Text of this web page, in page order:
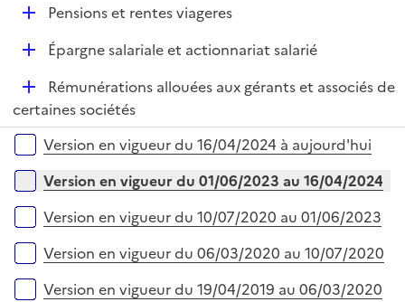
p
l
i
e
r
D
e
r
Pensions et rentes viageres
D
l
e
r
Épargne salariale et actionnariat salarié
D
é
p
e
r
Rémunérations allouées aux gérants et associés de
certaines sociétés
Versions sur la période
Version en vigueur du 16/04/2024 à aujourd'hui
Version en vigueur du 01/06/2023 au 16/04/2024
Version en vigueur du 10/07/2020 au 01/06/2023
Version en vigueur du 06/03/2020 au 10/07/2020
Version en vigueur du 19/04/2019 au 06/03/2020